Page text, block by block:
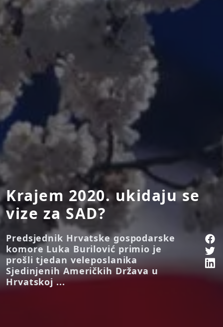
Krajem 2020. ukidaju se
vize za SAD?
Predsjednik Hrvatske gospodarske
komore Luka Burilović primio je
prošli tjedan veleposlanika
Sjedinjenih Američkih Država u
Hrvatskoj ...